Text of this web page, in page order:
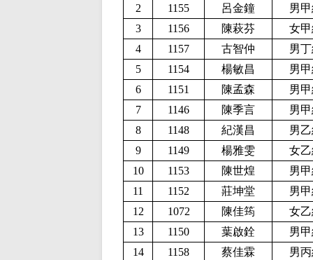
2
1155 呂金鐘
男
3
1156 陳萩芬
女
4
1157 古智仲
男
5
1154 楊敏昌
男
6
1151 陳孟森
男
7
1146 陳季言
男
8
1148 紀漢昌
男
9
1149 楊雅雯
女
10
1153 陳世煌
男
11
1152 莊坤堂
男
12
1072 陳佳筠
女
13
1150 葉啟銓
男
14
1158 蔡佳霖 男